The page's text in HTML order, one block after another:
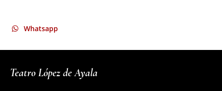
Whatsapp
Teatro López de Ayala